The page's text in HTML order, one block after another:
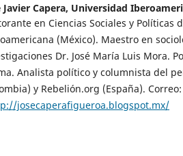
Javier Capera, Universidad
en Ciencias Sociales y Políticas
(México). Maestro en
Dr. José María Luis Mora.
Analista político y columnista del
y Rebelión.org (España). Correo:
josecaperafigueroa.blogspot.mx/